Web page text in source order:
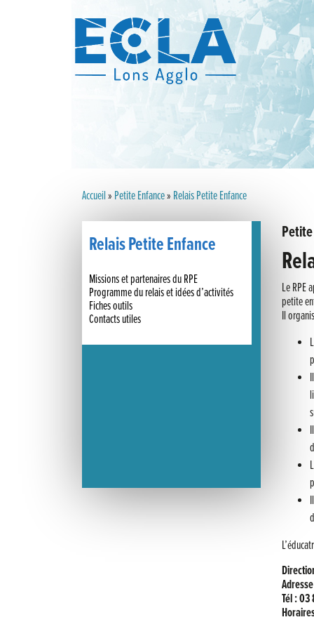
Accueil» Petite Enfance» Relais Petite Enfance
Relais Petite Enfance
Missions et partenaires du RPE
Programme du relais et idées d’activités
Fiches outils
Contacts utiles
Le RPE
petite
Il
Tél :